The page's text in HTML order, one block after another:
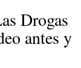
Drogas
antes y